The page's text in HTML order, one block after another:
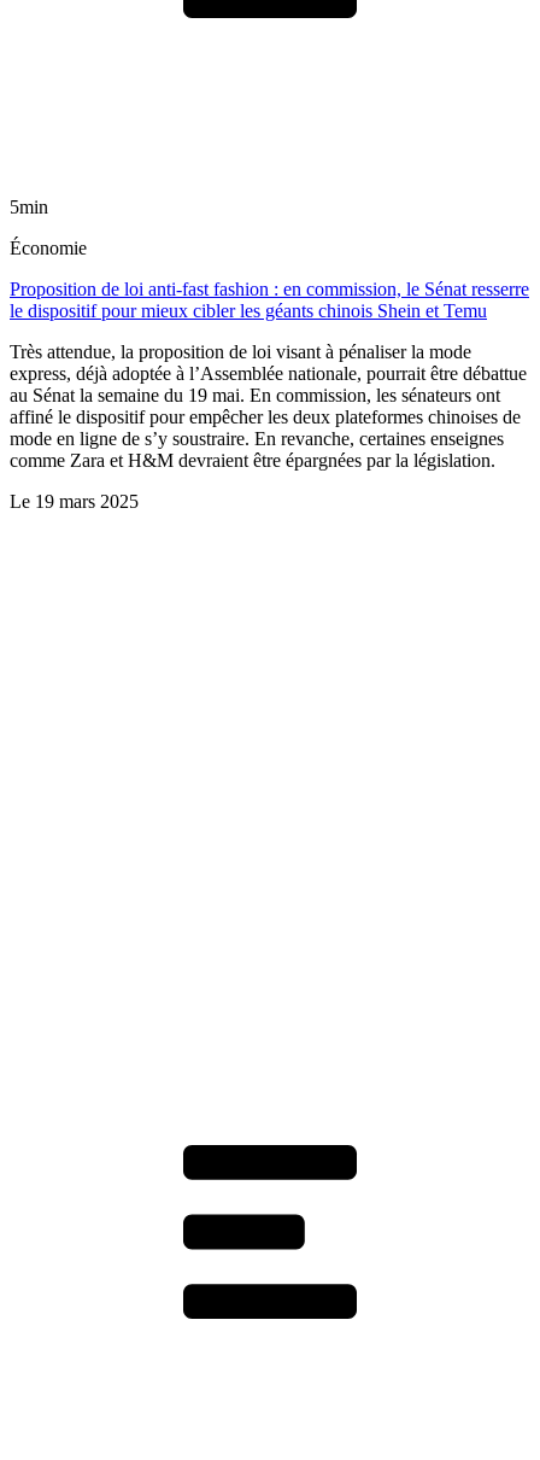
5min
Économie
Proposition de loi anti-fast fashion : en commission, le Sénat resserre
le dispositif pour mieux cibler les géants chinois Shein et Temu
Très attendue, la proposition de loi visant à pénaliser la mode
express, déjà adoptée à l’Assemblée nationale, pourrait être débattue
au Sénat la semaine du 19 mai. En commission, les sénateurs ont
affiné le dispositif pour empêcher les deux plateformes chinoises de
mode en ligne de s’y soustraire. En revanche, certaines enseignes
comme Zara et H&M devraient être épargnées par la législation.
Le 19 mars 2025